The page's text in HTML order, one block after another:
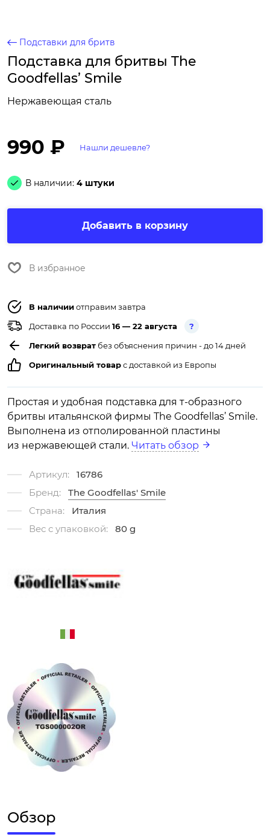
Подставки для бритв
Подставка для бритвы The
Goodfellas’ Smile
Нержавеющая сталь
990 ₽ Нашли дешевле?
В наличии: 4 штуки
Добавить в корзину
В избранное
В наличииотправим завтра
Доставка по России 16 — 22 августа
?
Легкий возврат без объяснения причин - до 14 дней
Оригинальный товарс доставкой из Европы
Простая и удобная подставка для т-образного
бритвы итальянской фирмы The Goodfellas’ Smile.
Выполнена из отполированной пластины
из нержавеющей стали. Читать обзор
Артикул:
16786
Бренд:
The Goodfellas' Smile
Страна:
Италия
Вес с упаковкой:
80 g
Обзор